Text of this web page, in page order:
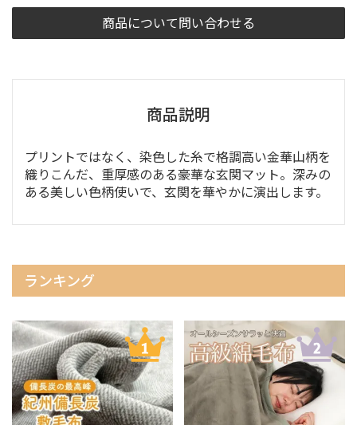
当社設備 ふるさと散歩
商品について問い合わせる
商品説明
プリントではなく、染色した糸で格調高い金華山柄を
織りこんだ、重厚感のある豪華な玄関マット。深みの
ある美しい色柄使いで、玄関を華やかに演出します。
ランキング